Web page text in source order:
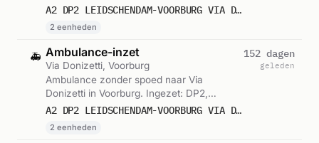
Voorwaardescheppend. Gemeld om 08:16.A2 DP2 LEIDSCHENDAM-VOORBURG VIA DONIZETTI VOORB VWS 15103
2 eenheden
🚑 Ambulance-inzet
Via Donizetti, Voorburg
Ambulance zonder spoed naar Via
Donizetti in Voorburg. Ingezet: DP2,
Voorwaardescheppend. Gemeld om 08:18.A2 DP2 LEIDSCHENDAM-VOORBURG VIA DONIZETTI VOORB VWS 15113
2 eenheden
152 dagen
geleden